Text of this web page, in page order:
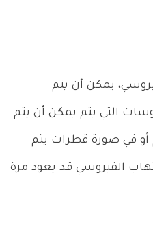
يمكن أن يتم
التي يتم يمكن أن يتم
أو في صورة قطرات يتم
الفيروسي قد يعود مرة